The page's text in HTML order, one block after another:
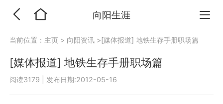
向阳生涯
当前位置： 主页 > 向阳资讯 >[媒体报道] 地铁生存手册职场篇
[媒体报道] 地铁生存手册职场篇
阅读3179 发布日期:2012-05-16